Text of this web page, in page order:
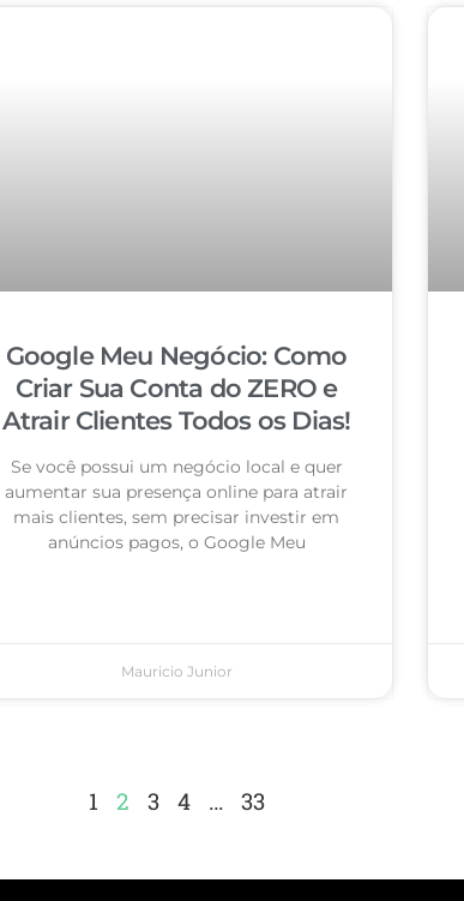
Google Meu Negócio: Como
Criar Sua Conta do ZERO e
Atrair Clientes Todos os Dias!
Se você possui um negócio local e quer
aumentar sua presença online para atrair
mais clientes, sem precisar investir em
anúncios pagos, o Google Meu
Mauricio Junior
1 2 3 4 … 33